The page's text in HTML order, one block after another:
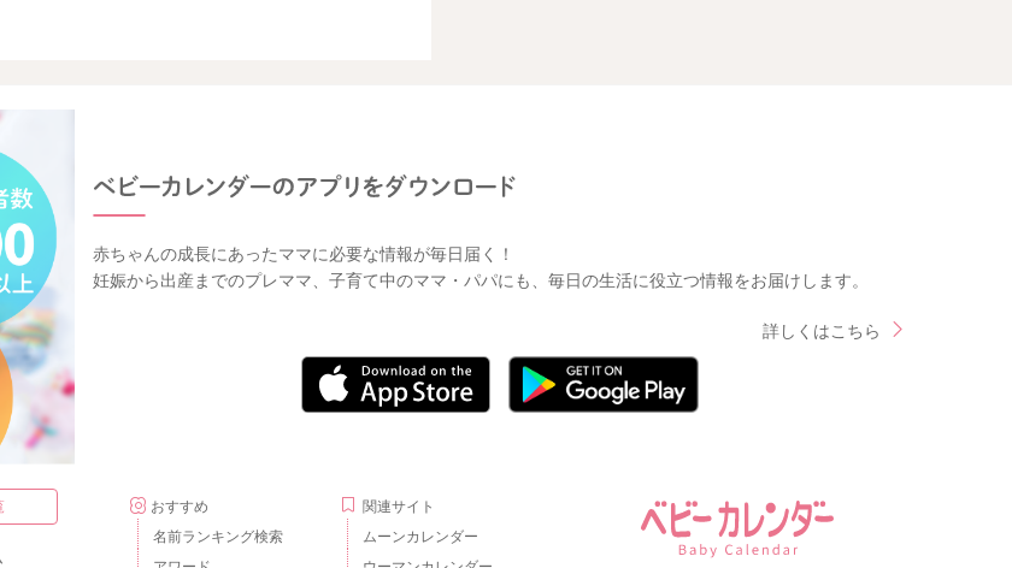
赤ちゃんの成長にあったママに必要な情報が毎日届く！
妊娠から出産までのプレママ、子育て中のママ・パパにも、毎日の生活に役立つ情報をお届けします。
詳しくはこちら
おすすめ
名前ランキング検索
関連サイト
ムーンカレンダー